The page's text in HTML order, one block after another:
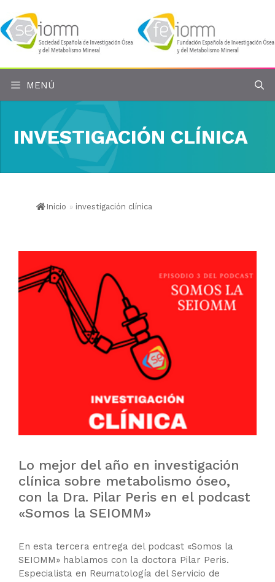
al
contenido
MENÚ
INVESTIGACIÓN CLÍNICA
Inicio » investigación clínica
Lo mejor del año en investigación
clínica sobre metabolismo óseo,
con la Dra. Pilar Peris en el podcast
«Somos la SEIOMM»
En esta tercera entrega del podcast «Somos la
SEIOMM» hablamos con la doctora Pilar Peris.
Especialista en Reumatología del Servicio de